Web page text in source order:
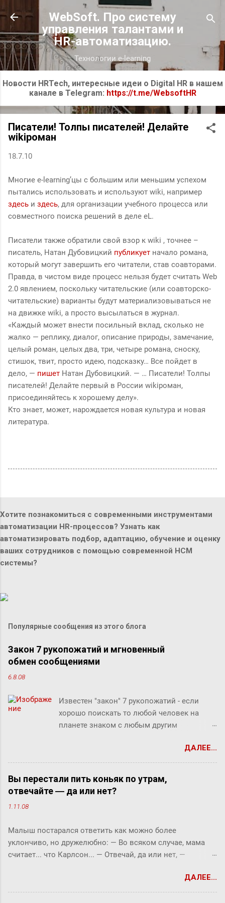
К основному контенту
WebSoft. Про систему
управления талантами и
HR-автоматизацию.
Технологии e-learning
Новости HRTech, интересные идеи о Digital HR в нашем
канале в Telegram: https://t.me/WebsoftHR
Писатели! Толпы писателей! Делайте
wikiроман
18.7.10
Многие e-learning’цы с большим или меньшим успехом
пытались использовать и используют wiki, например
здесь и здесь, для организации учебного процесса или
совместного поиска решений в деле eL.
Писатели также обратили свой взор к wiki , точнее –
писатель, Натан Дубовицкий публикует начало романа,
который могут завершить его читатели, став соавторами.
Правда, в чистом виде процесс нельзя будет считать Web
2.0 явлением, поскольку читательские (или соавторско-
читательские) варианты будут материализовываться не
на движке wiki, а просто высылаться в журнал.
«Каждый может внести посильный вклад, сколько не
жалко — реплику, диалог, описание природы, замечание,
целый роман, целых два, три, четыре романа, сноску,
стишок, твит, просто идею, подсказку… Все пойдет в
дело, — пишет Натан Дубовицкий. — … Писатели! Толпы
писателей! Делайте первый в России wikiроман,
присоединяйтесь к хорошему делу».
Кто знает, может, нарождается новая культура и новая
литература.
Хотите познакомиться с современными инструментами
автоматизации HR-процессов? Узнать как
автоматизировать подбор, адаптацию, обучение и оценку
ваших сотрудников с помощью современной HCM
системы?
Популярные сообщения из этого блога
Закон 7 рукопожатий и мгновенный
обмен сообщениями
6.8.08
Известен "закон" 7 рукопожатий - если
хорошо поискать то любой человек на
планете знаком с любым другим
людьми. Этот как бы закон, разумеется, не
доказан, но есть предположение что он
Закон вполне отражает концепцию
"маленького мира", который продолжает
Microsofr Research решили проверить на
пользователях Microsoft Messenger (180
миллионов) и базе из их 30 миллиардов
Знакомыми считали двух людей, хотя бы
раз обменявшихся сообщениями в чате.
ДАЛЕЕ...
Вы перестали пить коньяк по утрам,
отвечайте ― да или нет?
1.11.08
Малыш постарался ответить как можно более
уклончиво, но дружелюбно: ― Во всяком случае, мама
считает... что Карлсон... ― Отвечай, да или нет, ―
Карлсон должен у нас обедать? ― Во всяком случае, она
хотела... ― снова попытался уйти от прямого ответа
ДАЛЕЕ...